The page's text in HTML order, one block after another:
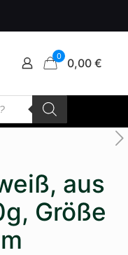
0 0,00 €
aus
Größe